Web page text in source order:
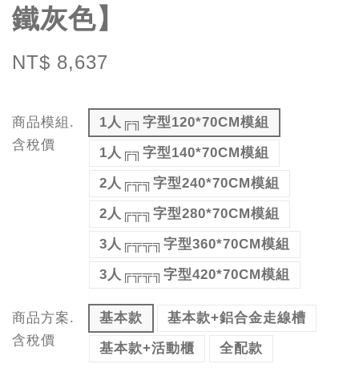
鐵灰色】
NT$ 8,637
商品模組.
含稅價
1人╔╗字型120*70CM模組
1人╔╗字型140*70CM模組
2人╔╦╗字型240*70CM模組
2人╔╦╗字型280*70CM模組
3人╔╦╦╗字型360*70CM模組
3人╔╦╦╗字型420*70CM模組
商品方案.
含稅價
基本款
基本款+鋁合金走線槽
基本款+活動櫃
全配款